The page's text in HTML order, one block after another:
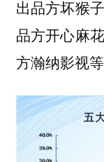
出品方坏猴
品方开心麻
方瀚纳影视等